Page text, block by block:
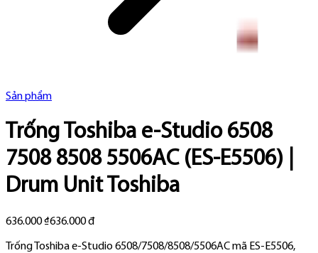
Sản phẩm
Trống Toshiba e-Studio 6508
7508 8508 5506AC (ES-E5506) |
Drum Unit Toshiba
636.000 ₫636.000 đ
Trống Toshiba e-Studio 6508/7508/8508/5506AC mã ES-E5506,